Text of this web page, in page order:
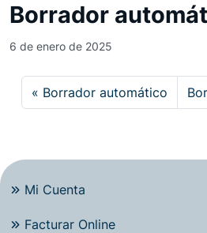
Borrador
6 de enero de 2025
Borrador automático
Mi Cuenta
Facturar Online